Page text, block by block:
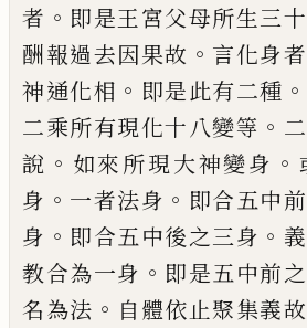
者 。 即是王宮父母所生三十
酬報過去因果故 。 言化身者
神通化相 。 即是此有二種 。
二乘所有現化十八變等 。 二
說 。 如來所現大神變身 。
身 。 一者法身 。 即合五中
身 。 即合五中後之三身 。
教合為一身 。 即是五中前
名為法 。 自體依止聚集義